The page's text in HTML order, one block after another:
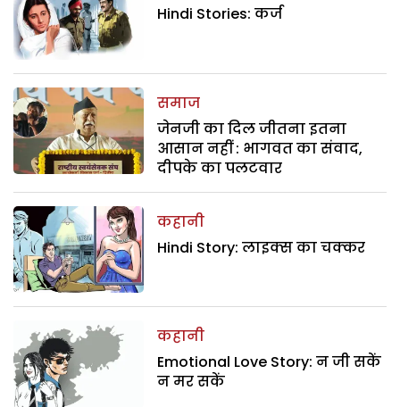
Hindi Stories: कर्ज
समाज
जेनजी का दिल जीतना इतना
आसान नहीं : भागवत का संवाद,
दीपके का पलटवार
कहानी
Hindi Story: लाइक्स का चक्कर
कहानी
Emotional Love Story: न जी सकें
न मर सकें